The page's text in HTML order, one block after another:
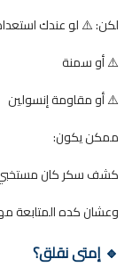
لكن: ⚠️ لو عندك
⚠️ أو سمنة
⚠️ أو مقاومة إنسولين
ممكن يكون:
كشف سكر كان
وعشان كده المتابعة
🔹 إمتى نقلق؟